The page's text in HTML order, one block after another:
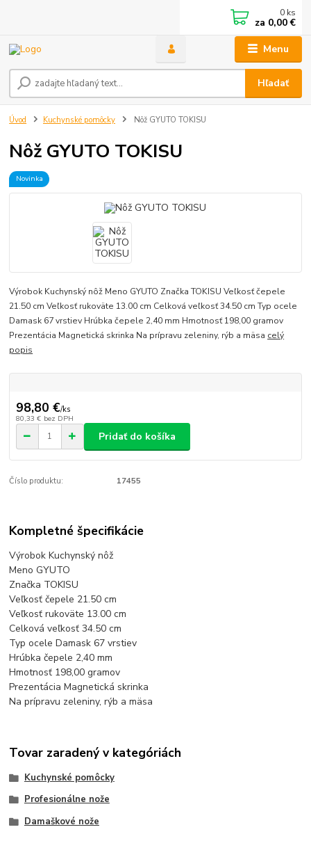
Menu
Hľadať
0 ks
za 0,00 €
Úvod Kuchynské pomôcky Nôž GYUTO TOKISU
Nôž GYUTO TOKISU
Novinka
Výrobok Kuchynský nôž Meno GYUTO Značka TOKISU Veľkosť čepele
21.50 cm Veľkosť rukoväte 13.00 cm Celková veľkosť 34.50 cm Typ ocele
Damask 67 vrstiev Hrúbka čepele 2,40 mm Hmotnosť 198,00 gramov
Prezentácia Magnetická skrinka Na prípravu zeleniny, rýb a mäsa celý
popis
98,80 €/ks
80,33 € bez DPH
Pridať do košíka
Číslo produktu: 17455
Kompletné špecifikácie
Výrobok Kuchynský nôž
Meno GYUTO
Značka TOKISU
Veľkosť čepele 21.50 cm
Veľkosť rukoväte 13.00 cm
Celková veľkosť 34.50 cm
Typ ocele Damask 67 vrstiev
Hrúbka čepele 2,40 mm
Hmotnosť 198,00 gramov
Prezentácia Magnetická skrinka
Na prípravu zeleniny, rýb a mäsa
Tovar zaradený v kategóriách
Kuchynské pomôcky
Profesionálne nože
Damaškové nože